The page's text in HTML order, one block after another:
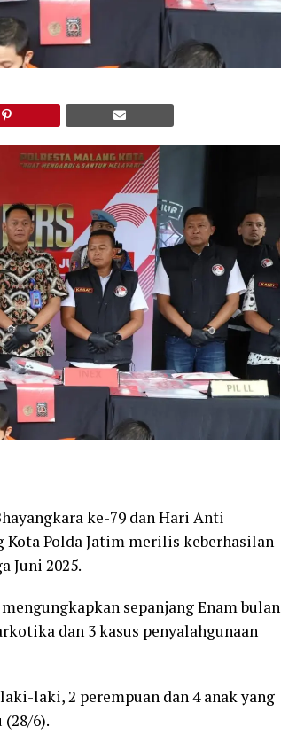
ke-79 dan Hari Anti
Polda Jatim merilis keberhasilan
Juni 2025.
sepanjang Enam bulan
dan 3 kasus penyalahgunaan
laki, 2 perempuan dan 4 anak yang
(28/6).